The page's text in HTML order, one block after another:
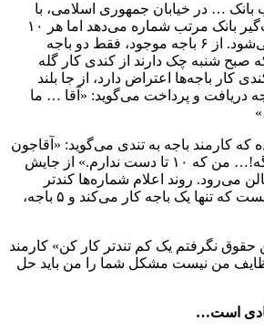
… در خیابان جمهوری اسلامی، با
وجودی که دستگاه نوبت‌گیر بانک مرتب شماره می‌دهد اما هر ۱۰
دقیقه یک نوبت اعلام می‌شود. از ۶ باجه موجود، فقط دو باجه
صبح شنبه چک دارند از کندی کار گله
کار باجه‌ها اعتراض دارد،‌ از جا بلند
دریافت و پرداخت می‌گوید: «آقا … ما
که کارمند باجه به تندی می‌گوید: «آقاجون
می‌تونی بری یه بانک دیگه!… من که ۱۰ تا دست ندارم.» از جایش
می‌رود. روند اعلام شماره‌ها کندتر
می‌شود. چند دقیقه‌ای هست که تنها یک باجه کار می‌کند و ۵ باجه،
حقوق نگرفتم یک کم تندتر کار کن» کارمند
من نیست مشکل شما را من باید حل
است…